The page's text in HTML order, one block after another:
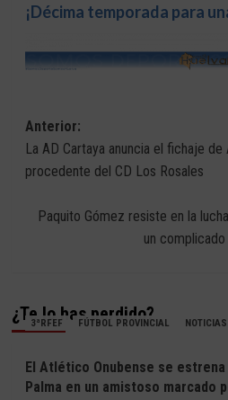
¡Décima temporada para
Navegación
de
entradas
Anterior:
La AD Cartaya anuncia el fichaje de
procedente del CD Los Rosales
Paquito Gómez resiste en la
un
¿Te lo has perdido?
3ªRFEF FÚTBOL PROVINCIAL
El Atlético Onubense se
Palma en un amistoso marcado